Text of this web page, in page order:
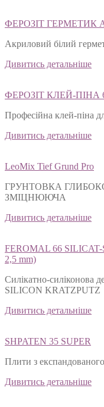
ФЕРОЗІТ ГЕРМЕТИК
Акриловий білий
Дивитись детальніше
ФЕРОЗІТ КЛЕЙ-ПІНА
Професійна клей-піна
Дивитись детальніше
LeoMix Tief Grund Pro
ГРУНТОВКА
ЗМІЦНЮЮЧА
Дивитись детальніше
FEROMAL 66
2,5 mm)
Силікатно-силіконова
SILICON KRATZPUTZ
Дивитись детальніше
SHPATEN 35 SUPER
Плити з
Дивитись детальніше